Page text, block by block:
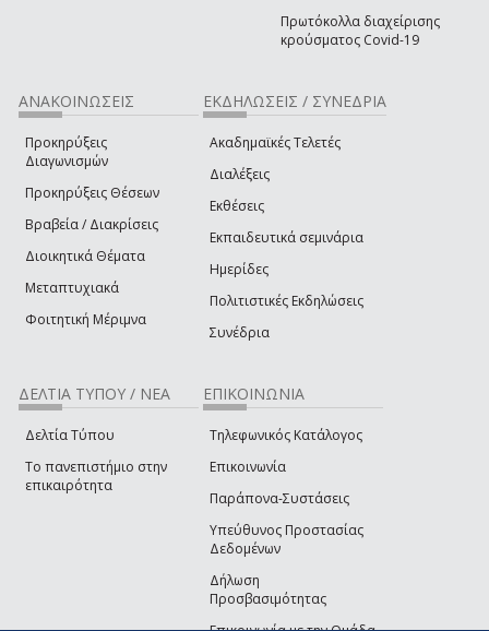
Πρωτόκολλα διαχείρισης
κρούσματος Covid-19
ΑΝΑΚΟΙΝΩΣΕΙΣ
Προκηρύξεις
Διαγωνισμών
Προκηρύξεις Θέσεων
Βραβεία / Διακρίσεις
Διοικητικά Θέματα
Μεταπτυχιακά
Φοιτητική Μέριμνα
ΕΚΔΗΛΩΣΕΙΣ / ΣΥΝΕΔΡΙΑ
Ακαδημαϊκές Τελετές
Διαλέξεις
Εκθέσεις
Εκπαιδευτικά σεμινάρια
Ημερίδες
Πολιτιστικές Εκδηλώσεις
Συνέδρια
ΔΕΛΤΙΑ ΤΥΠΟΥ / ΝΕΑ
Δελτία Τύπου
Το πανεπιστήμιο στην
επικαιρότητα
ΕΠΙΚΟΙΝΩΝΙΑ
Τηλεφωνικός Κατάλογος
Επικοινωνία
Παράπονα-Συστάσεις
Υπεύθυνος Προστασίας
Δεδομένων
Δήλωση
Προσβασιμότητας